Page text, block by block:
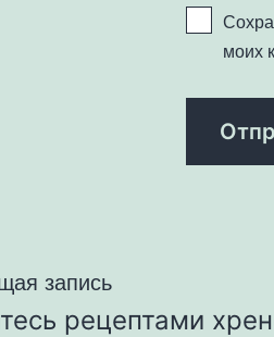
моих
запись
рецептами